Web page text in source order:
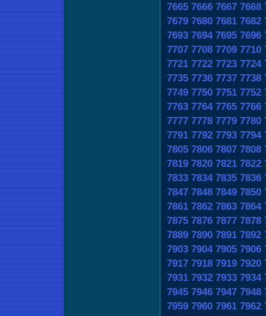
7665 7666 7667 7668
7679 7680 7681 7682
7693 7694 7695 7696
7707 7708 7709 7710
7721 7722 7723 7724
7735 7736 7737 7738
7749 7750 7751 7752
7763 7764 7765 7766
7777 7778 7779 7780
7791 7792 7793 7794
7805 7806 7807 7808
7819 7820 7821 7822
7833 7834 7835 7836
7847 7848 7849 7850
7861 7862 7863 7864
7875 7876 7877 7878
7889 7890 7891 7892
7903 7904 7905 7906
7917 7918 7919 7920
7931 7932 7933 7934
7945 7946 7947 7948
7959 7960 7961 7962